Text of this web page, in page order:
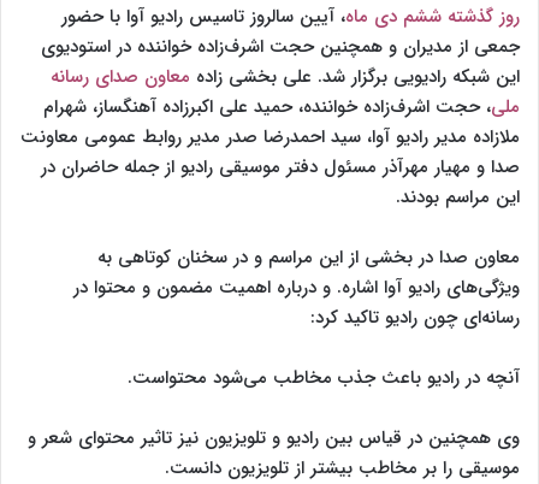
روز گذشته ششم دی ماه، آیین سالروز تاسیس رادیو آوا با حضور
جمعی از مدیران و همچنین حجت اشرف‌زاده خواننده در استودیوی
این شبکه رادیویی برگزار شد. علی بخشی زاده معاون صدای رسانه
ملی، حجت اشرف‌زاده خواننده، حمید علی اکبرزاده آهنگساز، شهرام
ملازاده مدیر رادیو آوا، سید احمدرضا صدر مدیر روابط عمومی معاونت
صدا و مهیار مهرآذر مسئول دفتر موسیقی رادیو از جمله حاضران در
این مراسم بودند.
معاون صدا در بخشی از این مراسم و در سخنان کوتاهی به
ویژگی‌های رادیو آوا اشاره. و درباره اهمیت مضمون و محتوا در
رسانه‌ای چون رادیو تاکید کرد:
آنچه در رادیو باعث جذب مخاطب می‌شود محتواست.
وی همچنین در قیاس بین رادیو و تلویزیون نیز تاثیر محتوای شعر و
موسیقی را بر مخاطب بیشتر از تلویزیون دانست.